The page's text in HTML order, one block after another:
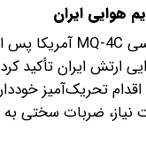
هوایی ایران
ارتش ایران تأکید
تحریک‌آمیز
ضربات سختی به